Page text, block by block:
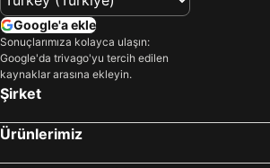
Google'a ekle
Sonuçlarımıza kolayca ulaşın:
Google'da trivago'yu tercih edilen
kaynaklar arasına ekleyin.
Şirket
Ürünlerimiz